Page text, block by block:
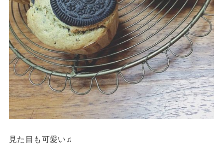
見た目も可愛い♫